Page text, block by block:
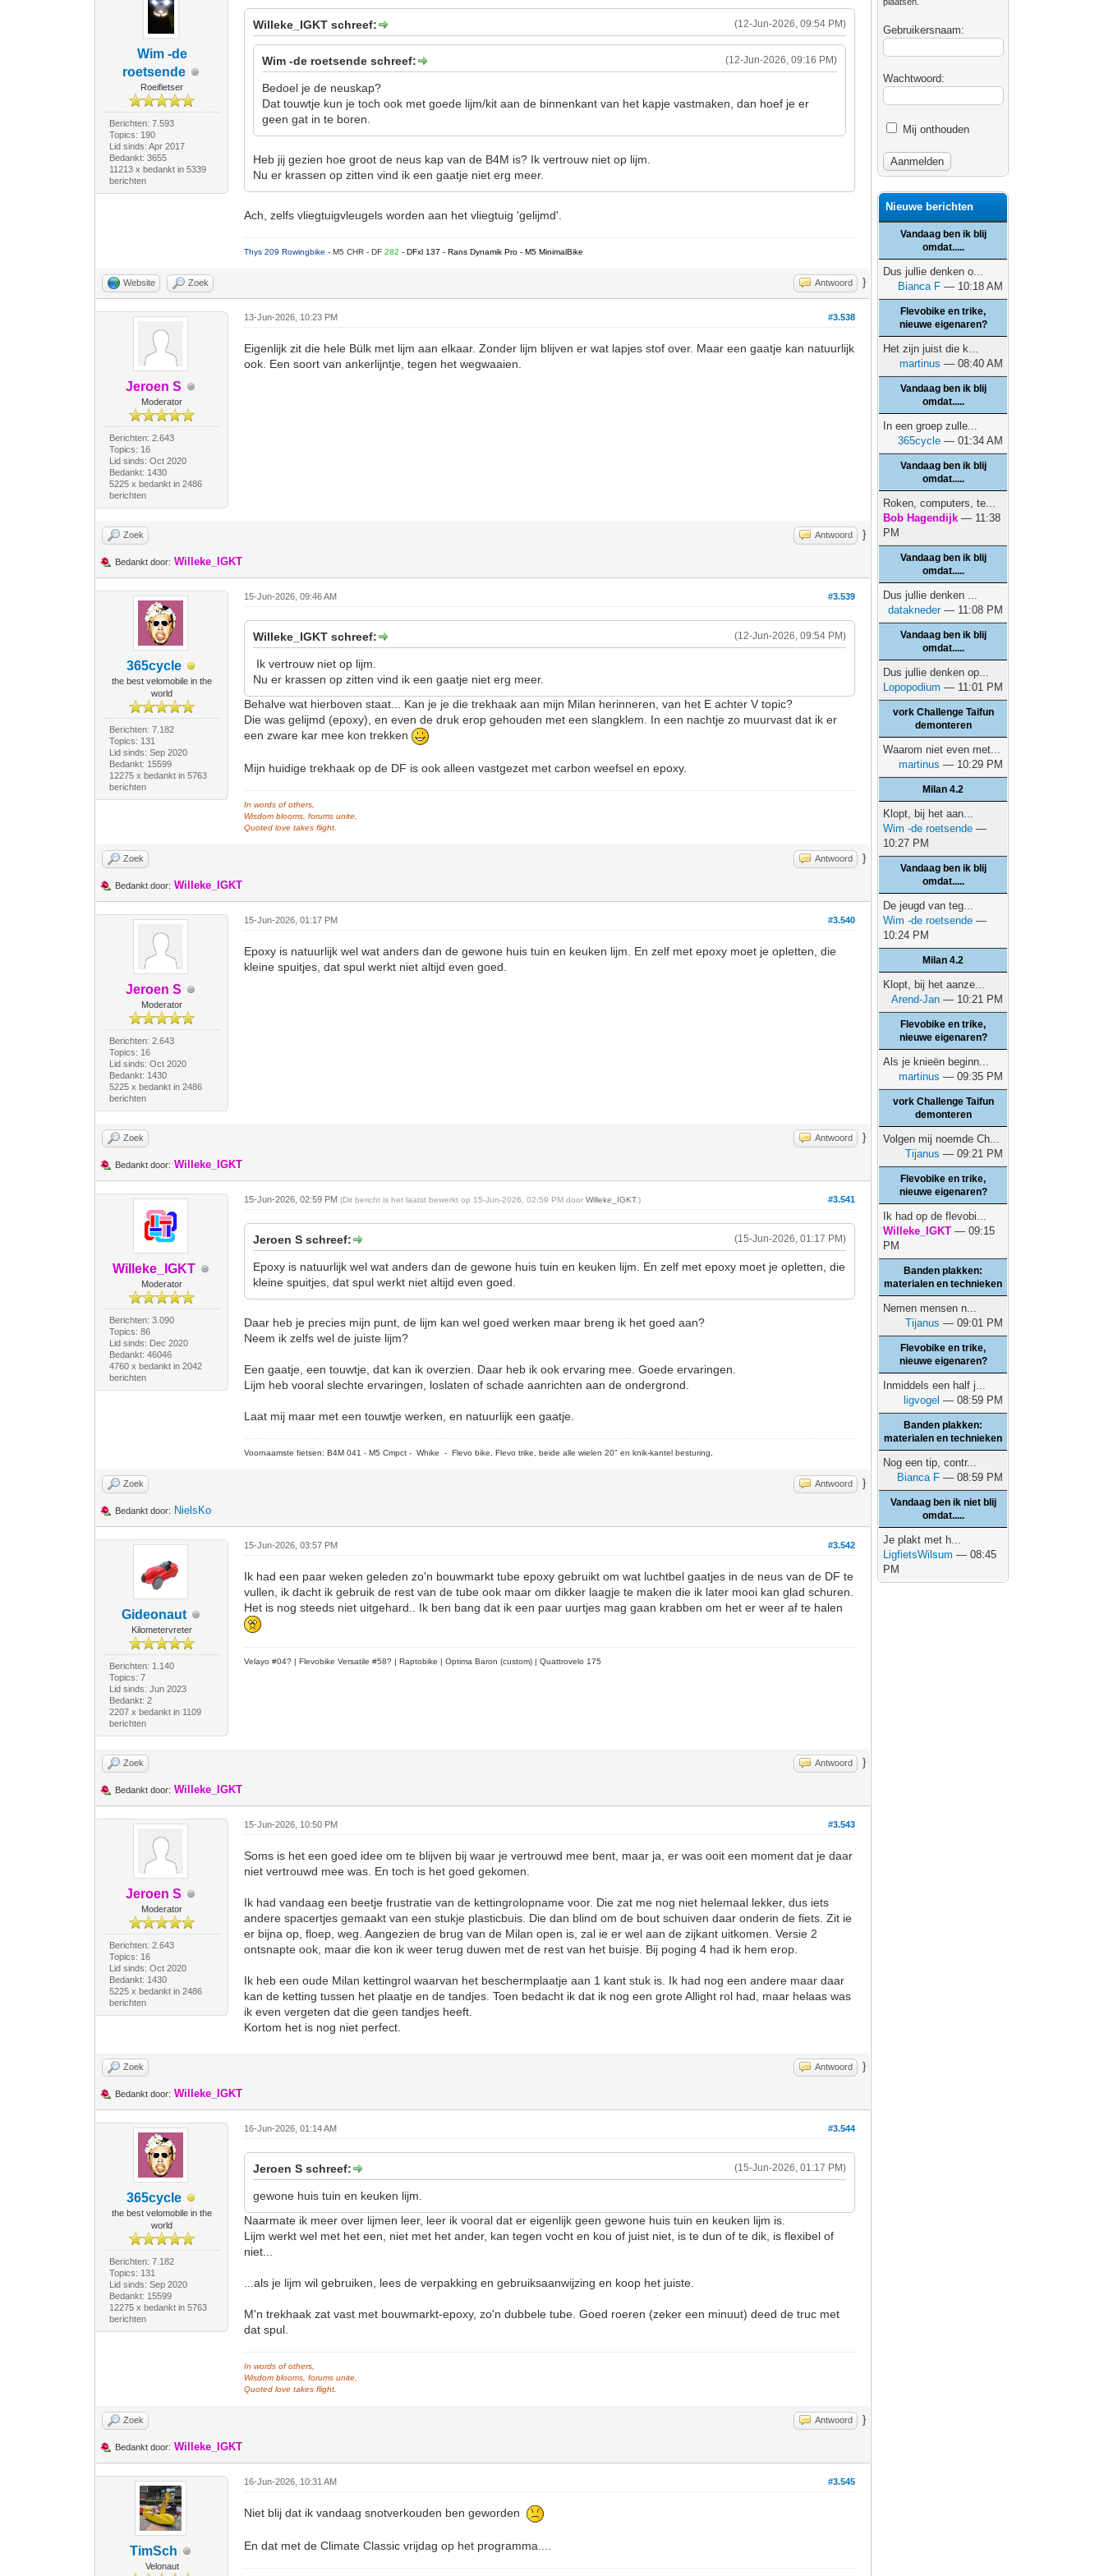
Wim -de
roetsende
Roeifietser
Berichten: 7.593
Topics: 190
Lid sinds: Apr 2017
Bedankt: 3655
11213 x bedankt in 5339
berichten
(12-Jun-2026, 09:54 PM)
Willeke_IGKT schreef:
(12-Jun-2026, 09:16 PM)
Wim -de roetsende schreef:
Bedoel je de neuskap?
Dat touwtje kun je toch ook met goede lijm/kit aan de binnenkant van het kapje vastmaken, dan hoef je er
geen gat in te boren.
Heb jij gezien hoe groot de neus kap van de B4M is? Ik vertrouw niet op lijm.
Nu er krassen op zitten vind ik een gaatje niet erg meer.
Ach, zelfs vliegtuigvleugels worden aan het vliegtuig 'gelijmd'.
Thys 209 Rowingbike- M5 CHR - DF282- DFxl 137 - Rans Dynamik Pro - M5 MinimalBike
Website Zoek Antwoord }
Jeroen S
Moderator
Berichten: 2.643
Topics: 16
Lid sinds: Oct 2020
Bedankt: 1430
5225 x bedankt in 2486
berichten
#3.538
13-Jun-2026, 10:23 PM
Eigenlijk zit die hele Bülk met lijm aan elkaar. Zonder lijm blijven er wat lapjes stof over. Maar een gaatje kan natuurlijk
ook. Een soort van ankerlijntje, tegen het wegwaaien.
Zoek Antwoord }
Bedankt door: Willeke_IGKT
365cycle
the best velomobile in the
world
Berichten: 7.182
Topics: 131
Lid sinds: Sep 2020
Bedankt: 15599
12275 x bedankt in 5763
berichten
#3.539
15-Jun-2026, 09:46 AM
(12-Jun-2026, 09:54 PM)
Willeke_IGKT schreef:
Ik vertrouw niet op lijm.
Nu er krassen op zitten vind ik een gaatje niet erg meer.
Behalve wat hierboven staat... Kan je je die trekhaak aan mijn Milan herinneren, van het E achter V topic?
Die was gelijmd (epoxy), en even de druk erop gehouden met een slangklem. In een nachtje zo muurvast dat ik er
een zware kar mee kon trekken
Mijn huidige trekhaak op de DF is ook alleen vastgezet met carbon weefsel en epoxy.
In words of others,
Wisdom blooms, forums unite,
Quoted love takes flight.
Zoek Antwoord }
Bedankt door: Willeke_IGKT
Jeroen S
Moderator
Berichten: 2.643
Topics: 16
Lid sinds: Oct 2020
Bedankt: 1430
5225 x bedankt in 2486
berichten
#3.540
15-Jun-2026, 01:17 PM
Epoxy is natuurlijk wel wat anders dan de gewone huis tuin en keuken lijm. En zelf met epoxy moet je opletten, die
kleine spuitjes, dat spul werkt niet altijd even goed.
Zoek Antwoord }
Bedankt door: Willeke_IGKT
Willeke_IGKT
Moderator
Berichten: 3.090
Topics: 86
Lid sinds: Dec 2020
Bedankt: 46046
4760 x bedankt in 2042
berichten
#3.541
15-Jun-2026, 02:59 PM(Dit bericht is het laatst bewerkt op 15-Jun-2026, 02:59 PM doorWilleke_IGKT.)
(15-Jun-2026, 01:17 PM)
Jeroen S schreef:
Epoxy is natuurlijk wel wat anders dan de gewone huis tuin en keuken lijm. En zelf met epoxy moet je opletten, die
kleine spuitjes, dat spul werkt niet altijd even goed.
Daar heb je precies mijn punt, de lijm kan wel goed werken maar breng ik het goed aan?
Neem ik zelfs wel de juiste lijm?
Een gaatje, een touwtje, dat kan ik overzien. Daar heb ik ook ervaring mee. Goede ervaringen.
Lijm heb vooral slechte ervaringen, loslaten of schade aanrichten aan de ondergrond.
Laat mij maar met een touwtje werken, en natuurlijk een gaatje.
Voornaamste fietsen: B4M 041 - M5 Cmpct - Whike - Flevo bike, Flevo trike, beide alle wielen 20" en knik-kantel besturing,
Zoek Antwoord }
Bedankt door: NielsKo
Gideonaut
Kilometervreter
Berichten: 1.140
Topics: 7
Lid sinds: Jun 2023
Bedankt: 2
2207 x bedankt in 1109
berichten
#3.542
15-Jun-2026, 03:57 PM
Ik had een paar weken geleden zo'n bouwmarkt tube epoxy gebruikt om wat luchtbel gaatjes in de neus van de DF te
vullen, ik dacht ik gebruik de rest van de tube ook maar om dikker laagje te maken die ik later mooi kan glad schuren.
Het is nog steeds niet uitgehard.. Ik ben bang dat ik een paar uurtjes mag gaan krabben om het er weer af te halen
Velayo #04? | Flevobike Versatile #58? | Raptobike | Optima Baron (custom) | Quattrovelo 175
Zoek Antwoord }
Bedankt door: Willeke_IGKT
Jeroen S
Moderator
Berichten: 2.643
Topics: 16
Lid sinds: Oct 2020
Bedankt: 1430
5225 x bedankt in 2486
berichten
#3.543
15-Jun-2026, 10:50 PM
Soms is het een goed idee om te blijven bij waar je vertrouwd mee bent, maar ja, er was ooit een moment dat je daar
niet vertrouwd mee was. En toch is het goed gekomen.
Ik had vandaag een beetje frustratie van de kettingrolopname voor. Die zat me nog niet helemaal lekker, dus iets
andere spacertjes gemaakt van een stukje plasticbuis. Die dan blind om de bout schuiven daar onderin de fiets. Zit ie
er bijna op, floep, weg. Aangezien de brug van de Milan open is, zal ie er wel aan de zijkant uitkomen. Versie 2
ontsnapte ook, maar die kon ik weer terug duwen met de rest van het buisje. Bij poging 4 had ik hem erop.
Ik heb een oude Milan kettingrol waarvan het beschermplaatje aan 1 kant stuk is. Ik had nog een andere maar daar
kan de ketting tussen het plaatje en de tandjes. Toen bedacht ik dat ik nog een grote Allight rol had, maar helaas was
ik even vergeten dat die geen tandjes heeft.
Kortom het is nog niet perfect.
Zoek Antwoord }
Bedankt door: Willeke_IGKT
365cycle
the best velomobile in the
world
Berichten: 7.182
Topics: 131
Lid sinds: Sep 2020
Bedankt: 15599
12275 x bedankt in 5763
berichten
#3.544
16-Jun-2026, 01:14 AM
(15-Jun-2026, 01:17 PM)
Jeroen S schreef:
gewone huis tuin en keuken lijm.
Naarmate ik meer over lijmen leer, leer ik vooral dat er eigenlijk geen gewone huis tuin en keuken lijm is.
Lijm werkt wel met het een, niet met het ander, kan tegen vocht en kou of juist niet, is te dun of te dik, is flexibel of
niet...
...als je lijm wil gebruiken, lees de verpakking en gebruiksaanwijzing en koop het juiste.
M'n trekhaak zat vast met bouwmarkt-epoxy, zo'n dubbele tube. Goed roeren (zeker een minuut) deed de truc met
dat spul.
In words of others,
Wisdom blooms, forums unite,
Quoted love takes flight.
Zoek Antwoord }
Bedankt door: Willeke_IGKT
TimSch
Velonaut
#3.545
16-Jun-2026, 10:31 AM
Niet blij dat ik vandaag snotverkouden ben geworden
En dat met de Climate Classic vrijdag op het programma....
Gebruikersnaam:
Wachtwoord:
Mij onthouden
Nieuwe berichten
Vandaag ben ik blij
omdat.....
Dus jullie denken o...
Bianca F — 10:18 AM
Flevobike en trike,
nieuwe eigenaren?
Het zijn juist die k...
martinus — 08:40 AM
Vandaag ben ik blij
omdat.....
In een groep zulle...
365cycle — 01:34 AM
Vandaag ben ik blij
omdat.....
Roken, computers, te...
Bob Hagendijk — 11:38
PM
Vandaag ben ik blij
omdat.....
Dus jullie denken ...
datakneder— 11:08 PM
Vandaag ben ik blij
omdat.....
Dus jullie denken op...
Lopopodium — 11:01 PM
vork Challenge Taifun
demonteren
Waarom niet even met...
martinus — 10:29 PM
Milan 4.2
Klopt, bij het aan...
Wim -de roetsende —
10:27 PM
Vandaag ben ik blij
omdat.....
De jeugd van teg...
Wim -de roetsende —
10:24 PM
Milan 4.2
Klopt, bij het aanze...
Arend-Jan — 10:21 PM
Flevobike en trike,
nieuwe eigenaren?
Als je knieën beginn...
martinus — 09:35 PM
vork Challenge Taifun
demonteren
Volgen mij noemde Ch...
Tijanus — 09:21 PM
Flevobike en trike,
nieuwe eigenaren?
Ik had op de flevobi...
Willeke_IGKT — 09:15
PM
Banden plakken:
materialen en technieken
Nemen mensen n...
Tijanus — 09:01 PM
Flevobike en trike,
nieuwe eigenaren?
Inmiddels een half j...
ligvogel — 08:59 PM
Banden plakken:
materialen en technieken
Nog een tip, contr...
Bianca F — 08:59 PM
Vandaag ben ik niet blij
omdat.....
Je plakt met h...
LigfietsWilsum — 08:45
PM